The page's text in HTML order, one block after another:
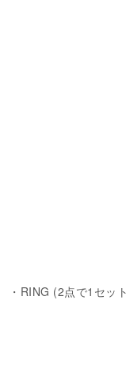
・RING (2点で1セッ